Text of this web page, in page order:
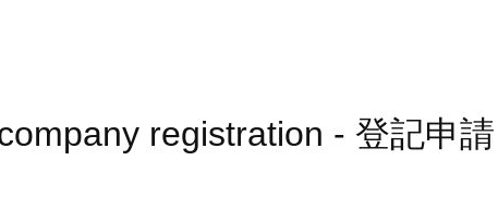
registration - 登記申請